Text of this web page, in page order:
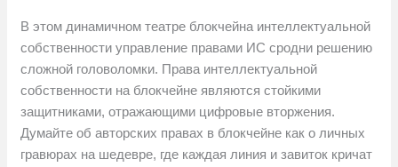
В этом динамичном театре блокчейна интеллектуальной
собственности управление правами ИС сродни решению
сложной головоломки. Права интеллектуальной
собственности на блокчейне являются стойкими
защитниками, отражающими цифровые вторжения.
Думайте об авторских правах в блокчейне как о личных
гравюрах на шедевре, где каждая линия и завиток кричат ​​